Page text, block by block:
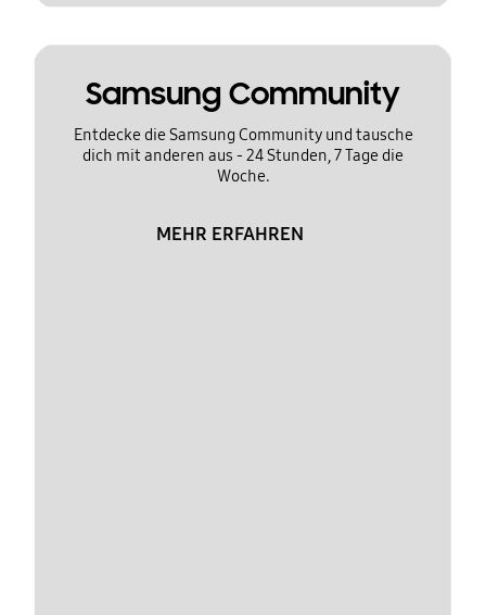
Samsung Community
Entdecke die Samsung Community und tausche
dich mit anderen aus - 24 Stunden, 7 Tage die
Woche.
MEHR ERFAHREN